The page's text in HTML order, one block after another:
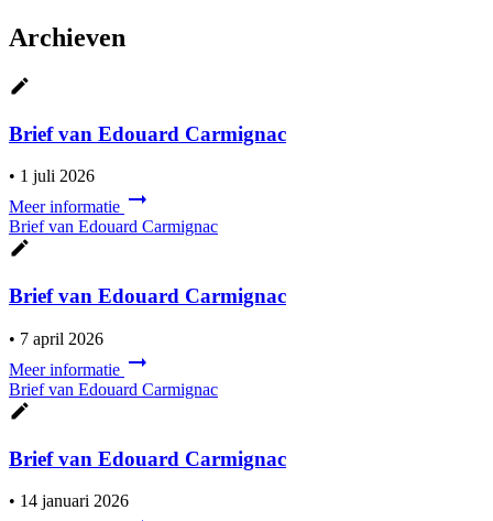
Archieven
Brief van Edouard Carmignac
• 1 juli 2026
Meer informatie
Brief van Edouard Carmignac
Brief van Edouard Carmignac
• 7 april 2026
Meer informatie
Brief van Edouard Carmignac
Brief van Edouard Carmignac
• 14 januari 2026